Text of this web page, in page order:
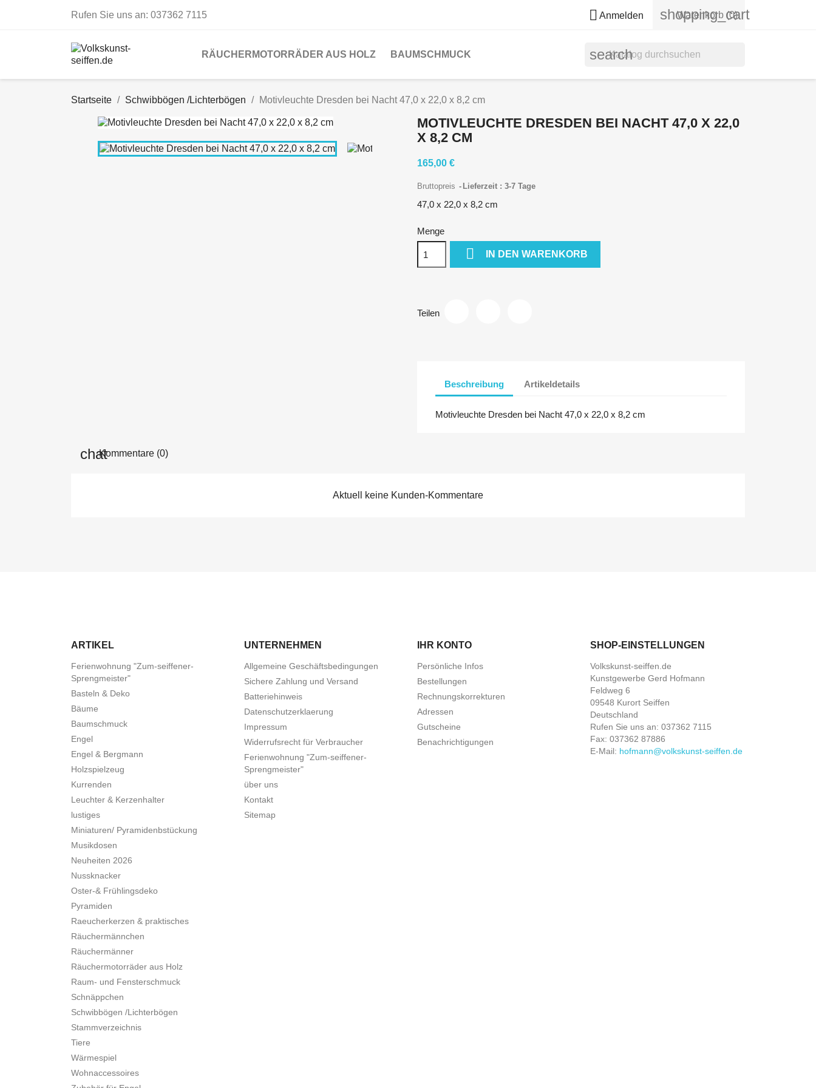
Rufen Sie uns an: 037362 7115  Anmelden shopping_cart
Warenkorb (0)
search
RÄUCHERMOTORRÄDER AUS HOLZ BAUMSCHMUCK
Startseite Schwibbögen /Lichterbögen Motivleuchte Dresden bei Nacht 47,0 x 22,0 x 8,2 cm
MOTIVLEUCHTE DRESDEN BEI NACHT 47,0 X 22,0
X 8,2 CM
165,00 €
Bruttopreis Lieferzeit : 3-7 Tage
47,0 x 22,0 x 8,2 cm
Menge
 IN DEN WARENKORB
Teilen
Beschreibung Artikeldetails
Motivleuchte Dresden bei Nacht 47,0 x 22,0 x 8,2 cm
Kommentare (0)
Aktuell keine Kunden-Kommentare
ARTIKEL
Ferienwohnung "Zum-seiffener-
Sprengmeister"
Basteln & Deko
Bäume
Baumschmuck
Engel
Engel & Bergmann
Holzspielzeug
Kurrenden
Leuchter & Kerzenhalter
lustiges
Miniaturen/ Pyramidenbstückung
Musikdosen
Neuheiten 2026
Nussknacker
Oster-& Frühlingsdeko
Pyramiden
Raeucherkerzen & praktisches
Räuchermännchen
Räuchermänner
Räuchermotorräder aus Holz
Raum- und Fensterschmuck
Schnäppchen
Schwibbögen /Lichterbögen
Stammverzeichnis
Tiere
Wärmespiel
Wohnaccessoires
UNTERNEHMEN
Allgemeine Geschäftsbedingungen
Sichere Zahlung und Versand
Batteriehinweis
Datenschutzerklaerung
Impressum
Widerrufsrecht für Verbraucher
Ferienwohnung "Zum-seiffener-
Sprengmeister"
über uns
Kontakt
Sitemap
IHR KONTO
Persönliche Infos
Bestellungen
Rechnungskorrekturen
Adressen
Gutscheine
Benachrichtigungen
SHOP-EINSTELLUNGEN
Volkskunst-seiffen.de
Kunstgewerbe Gerd Hofmann
Feldweg 6
09548 Kurort Seiffen
Deutschland
Rufen Sie uns an: 037362 7115
Fax: 037362 87886
E-Mail: hofmann@volkskunst-seiffen.de